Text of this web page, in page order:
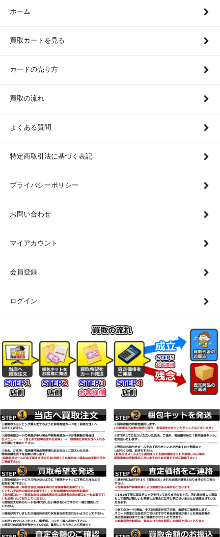
ホーム
買取カートを見る
カードの売り方
買取の流れ
よくある質問
特定商取引法に基づく表記
プライバシーポリシー
お問い合わせ
マイアカウント
会員登録
ログイン